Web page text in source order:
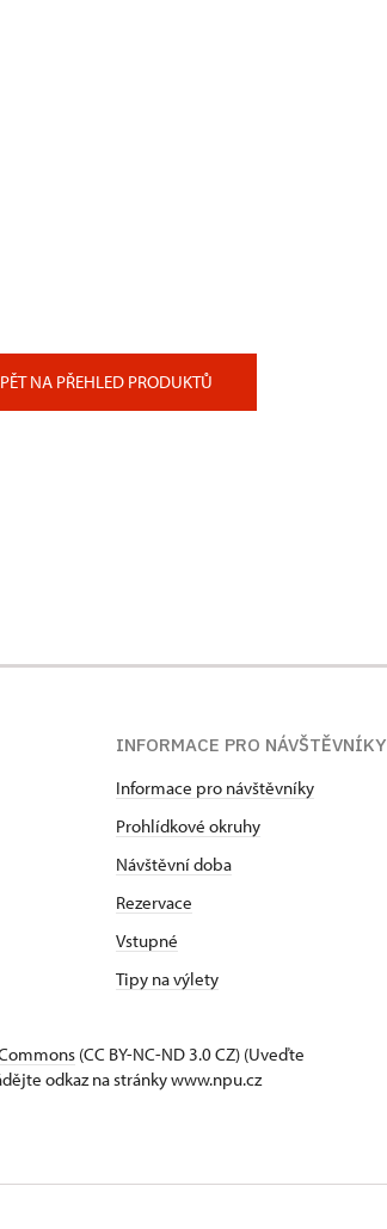
NA PŘEHLED PRODUKTŮ
INFORMACE PRO NÁVŠTĚVNÍKY
Informace pro návštěvníky
Prohlídkové okruhy
Návštěvní doba
Rezervace
Vstupné
Tipy na výlety
(CC BY-NC-ND 3.0 CZ) (Uveďte
odkaz na stránky www.npu.cz